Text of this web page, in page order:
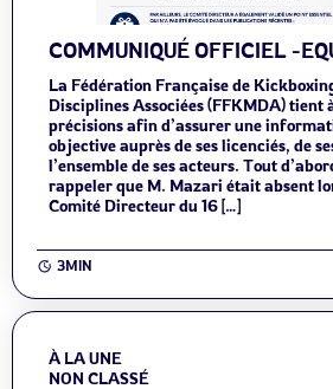
COMMUNIQUÉ OFFICIEL -
La Fédération Française de
Disciplines Associées (FFKMDA)
précisions afin d’assurer une
objective auprès de ses licenciés, de
l’ensemble de ses acteurs. Tout
rappeler que M. Mazari était absent
Comité Directeur du 16 […]
3MIN
À LA UNE
NON CLASSÉ